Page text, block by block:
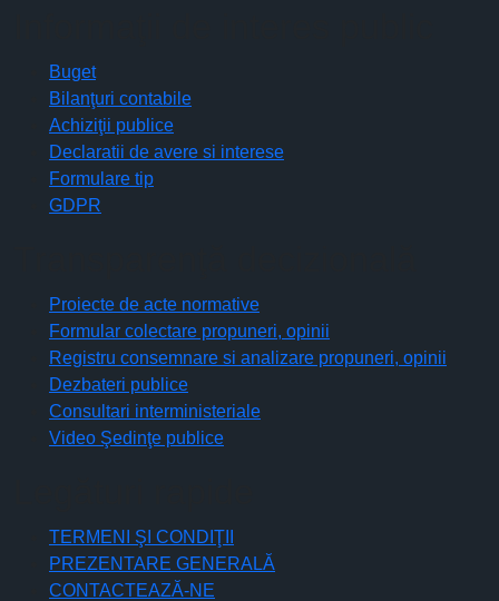
Buget
Bilanţuri contabile
Achiziţii publice
Declaratii de avere si interese
Formulare tip
GDPR
Proiecte de acte normative
Formular colectare propuneri, opinii
Registru consemnare si analizare propuneri, opinii
Dezbateri publice
Consultari interministeriale
Video Şedinţe publice
TERMENI ŞI CONDIŢII
PREZENTARE GENERALĂ
CONTACTEAZĂ-NE